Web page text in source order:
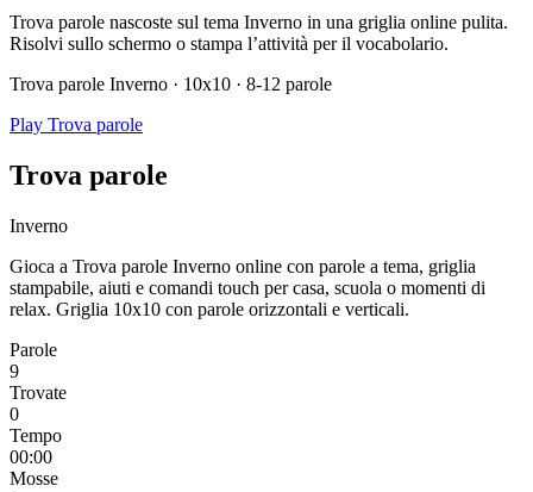
Trova parole nascoste sul tema Inverno in una griglia online pulita.
Risolvi sullo schermo o stampa l’attività per il vocabolario.
Trova parole Inverno · 10x10 · 8-12 parole
Play Trova parole
Trova parole
Inverno
Gioca a Trova parole Inverno online con parole a tema, griglia
stampabile, aiuti e comandi touch per casa, scuola o momenti di
relax. Griglia 10x10 con parole orizzontali e verticali.
Parole
9
Trovate
0
Tempo
00:00
Mosse